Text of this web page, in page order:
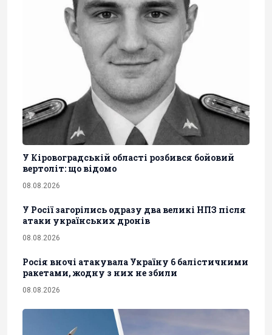
У Кіровоградській області розбився бойовий
вертоліт: що відомо
08.08.2026
У Росії загорілись одразу два великі НПЗ після
атаки українських дронів
08.08.2026
Росія вночі атакувала Україну 6 балістичними
ракетами, жодну з них не збили
08.08.2026